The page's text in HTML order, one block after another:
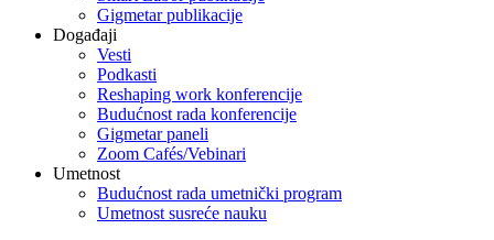
Gigmetar publikacije
Događaji
Vesti
Podkasti
Reshaping work konferencije
Budućnost rada konferencije
Gigmetar paneli
Zoom Cafés/Vebinari
Umetnost
Budućnost rada umetnički program
Umetnost susreće nauku